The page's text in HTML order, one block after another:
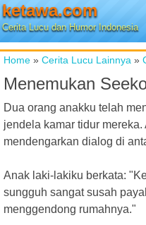
ketawa.com
Cerita Lucu dan Humor Indonesia
Home » Cerita Lucu Lainnya »
Menemukan
Dua orang anakku telah
jendela kamar tidur
mendengarkan dialog di
Anak laki-lakiku berkata:
sungguh sangat susah
menggendong rumahnya."